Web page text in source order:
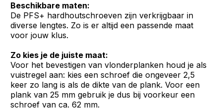
Beschikbare maten:
De PFS+ hardhoutschroeven zijn verkrijgbaar in
diverse lengtes. Zo is er altijd een passende maat
voor jouw klus.
Zo kies je de juiste maat:
Voor het bevestigen van vlonderplanken houd je als
vuistregel aan: kies een schroef die ongeveer 2,5
keer zo lang is als de dikte van de plank. Voor een
plank van 25 mm gebruik je dus bij voorkeur een
schroef van ca. 62 mm.